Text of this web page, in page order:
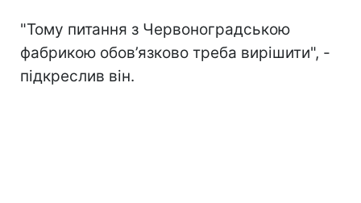
"Тому питання з Червоноградською
фабрикою обов’язково треба вирішити", -
підкреслив він.